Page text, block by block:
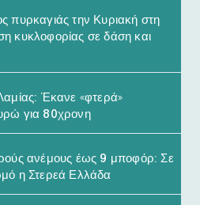
πυρκαγιάς την Κυριακή στη
κυκλοφορίας σε δάση και
Έκανε «φτερά»
για 80χρονη
ανέμους έως 9 μποφόρ: Σε
η Στερεά Ελλάδα